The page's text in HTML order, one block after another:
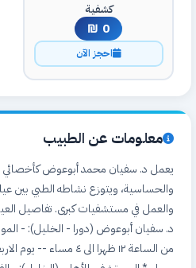
كشفية
0 ₪
احجز الآن
معلومات عن الطبيب
يعمل د. سفيان محمد أبوعوض كأخصائي
والحساسية، ويتوزع نشاطه الطبي بين
والعمل في مستشفيات كبرى. تفاصيل
د. سفيان أبوعوض (دورا - الخليل): -